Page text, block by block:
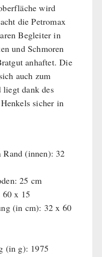
wird
die Petromax
Begleiter in
und Schmoren
anhaftet. Die
auch zum
liegt dank des
sicher in
Rand (innen): 32
25 cm
x 15
(in cm): 32 x 60
(in g): 1975